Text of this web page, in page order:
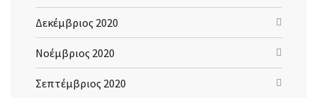
Δεκέμβριος 2020
Νοέμβριος 2020
Σεπτέμβριος 2020